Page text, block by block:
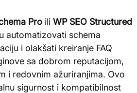
Pro ili WP SEO Structured
automatizovati schema
i olakšati kreiranje FAQ
sa dobrom reputacijom,
i redovnim ažuriranjima. Ovo
sigurnost i kompatibilnost